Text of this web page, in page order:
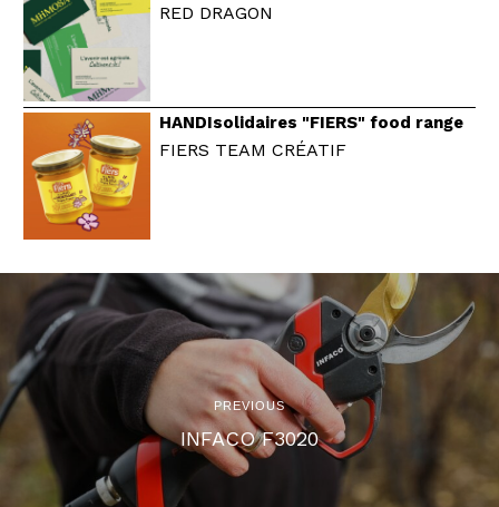
RED DRAGON
HANDIsolidaires "FIERS" food range
FIERS TEAM CRÉATIF
PREVIOUS
INFACO F3020